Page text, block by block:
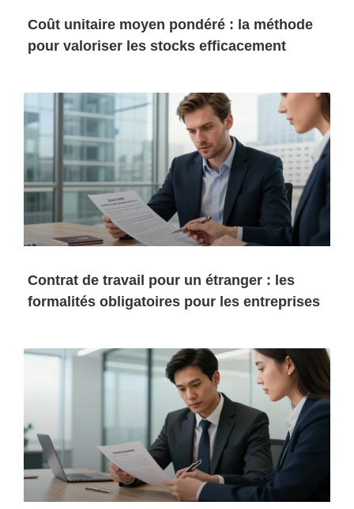
Coût unitaire moyen pondéré : la méthode
pour valoriser les stocks efficacement
Contrat de travail pour un étranger : les
formalités obligatoires pour les entreprises